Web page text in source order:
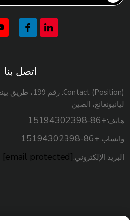
اتصل بنا
ليانيونغانغ، الصين
هاتف:+86-15194302398
واتساب:+86-15194302398
البريد الإلكتروني:[email protected]